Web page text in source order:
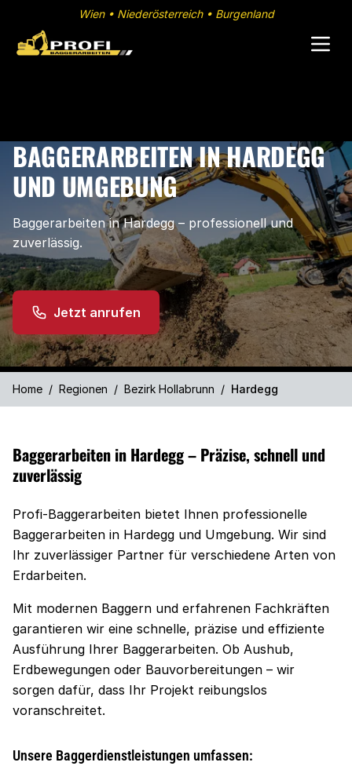
Wien • Niederösterreich • Burgenland
BAGGERARBEITEN IN HARDEGG
UND UMGEBUNG
Baggerarbeiten in Hardegg – professionell und
zuverlässig.
Jetzt anrufen
Home / Regionen / Bezirk Hollabrunn / Hardegg
Baggerarbeiten in Hardegg – Präzise, schnell und
zuverlässig
Profi-Baggerarbeiten bietet Ihnen professionelle
Baggerarbeiten in Hardegg und Umgebung. Wir sind
Ihr zuverlässiger Partner für verschiedene Arten von
Erdarbeiten.
Mit modernen Baggern und erfahrenen Fachkräften
garantieren wir eine schnelle, präzise und effiziente
Ausführung Ihrer Baggerarbeiten. Ob Aushub,
Erdbewegungen oder Bauvorbereitungen – wir
sorgen dafür, dass Ihr Projekt reibungslos
voranschreitet.
Unsere Baggerdienstleistungen umfassen: